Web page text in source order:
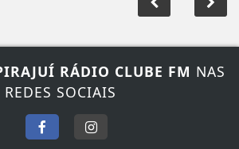
REDES SOCIAIS